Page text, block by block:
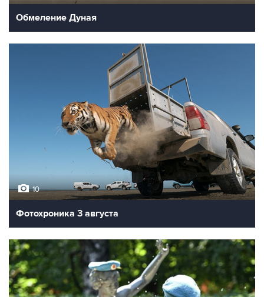
Обмеление Дуная
10
Фотохроника 3 августа